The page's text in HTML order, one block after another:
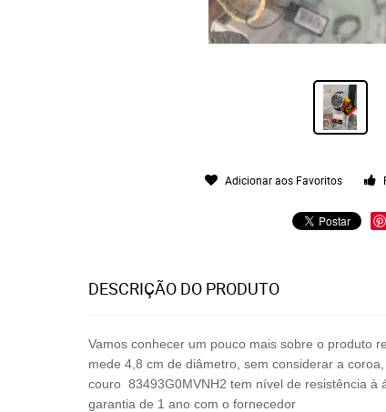
Adicionar aos Favoritos
DESCRIÇÃO DO PRODUTO
Vamos conhecer um pouco mais sobre o produto
mede 4,8 cm de diâmetro, sem considerar a
couro 83493G0MVNH2 tem nível de resistência à
garantia de 1 ano com o fornecedor